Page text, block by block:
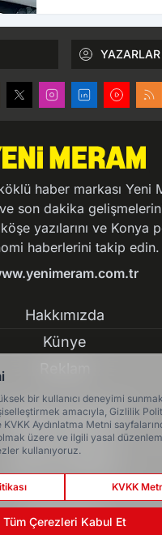
YAZARLAR
haber markası Yeni
son dakika
yazılarını ve Konya
haberlerini takip edin.
Hakkımızda
Künye
Kullanım Koşulları
Gizlilik Politikası
KVKK Metni
bir kullanıcı deneyimi
amacıyla, Gizlilik
Aydınlatma Metni
olmak üzere ve ilgili yasal
kullanıyoruz.
KVKK
Tüm Çerezleri Kabul Et